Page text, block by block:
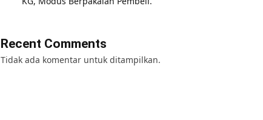
Recent Comments
Tidak ada komentar untuk ditampilkan.